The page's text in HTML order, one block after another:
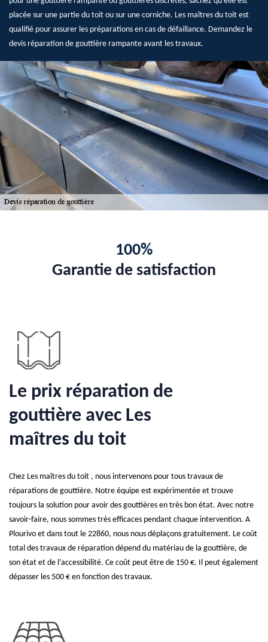
placée sur une partie du toit ou sur une corniche. Les maîtres du toit est
qualifié pour assurer les préparations en cas de défaillance. Demandez le
devis réparation de gouttière rampante avant les travaux.
100%
Garantie de satisfaction
Le prix réparation de
gouttière avec Les
maîtres du toit
Chez Les maîtres du toit , nous intervenons pour tous travaux de
réparations de gouttière. Notre équipe est expérimentée et trouve
toujours la solution pour avoir des gouttières en très bon état. Avec notre
savoir-faire, nous sommes très efficaces pendant chaque intervention. A
Plourivo et dans tout le 22860, nous nous déplaçons gratuitement. Le coût
total des travaux de réparation dépend du matériau de la gouttière, de
son état et de l’accessibilité. Ce coût peut être de 150 €. Il peut également
dépasser les 500 € en fonction des travaux.